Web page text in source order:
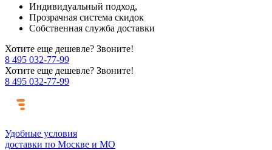
Индивидуальный подход,
Прозрачная система скидок
Собственная служба доставки
Хотите еще дешевле? Звоните!
8 495 032-77-99
Хотите еще дешевле? Звоните!
8 495 032-77-99
Удобные условия
доставки по Москве и МО